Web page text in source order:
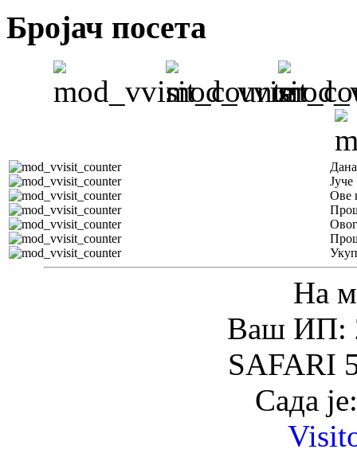
Бројач посета
Јуче
Ове
На
Ваш ИП:
SAFARI
Сада